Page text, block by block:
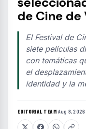
de Cine de
El Festival de
siete películas
con temáticas
el
identidad y la
EDITORIAL TEAM·Aug 8, 2026